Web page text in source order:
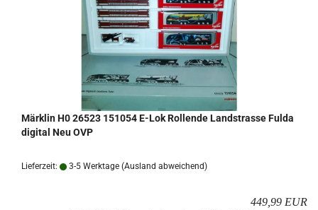
Märk­lin H0 26523 151054 E-Lok Rol­len­de Land­stras­se Fulda
di­gi­tal Neu OVP
Lieferzeit: 3-5 Werktage (Ausland abweichend)
449,99 EUR